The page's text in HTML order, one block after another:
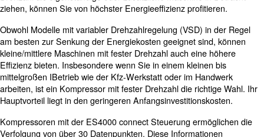
AGRE Deutschland Blog
Wenn Sie einen kleinen oder mittleren
Drehzahl als eigenständige oder zusätzliche Maschine
ziehen, können Sie von höchster Energieeffizienz